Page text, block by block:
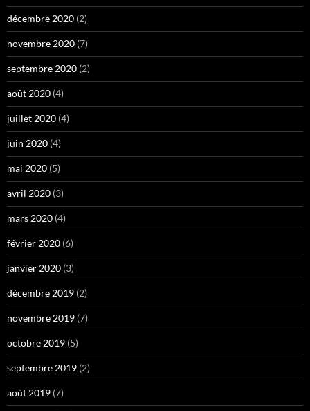
décembre 2020 (2)
novembre 2020 (7)
septembre 2020 (2)
août 2020 (4)
juillet 2020 (4)
juin 2020 (4)
mai 2020 (5)
avril 2020 (3)
mars 2020 (4)
février 2020 (6)
janvier 2020 (3)
décembre 2019 (2)
novembre 2019 (7)
octobre 2019 (5)
septembre 2019 (2)
août 2019 (7)